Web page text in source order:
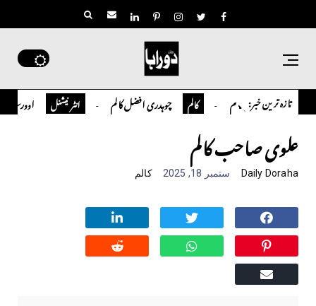
تازہ ترین خبر:
سلمان قاضی کالم چوہدری افضل کالم انٹر نیشنل اوورسیز
علوی صاحب کالم
Daily Doraha ستمبر 18, 2025 کالم